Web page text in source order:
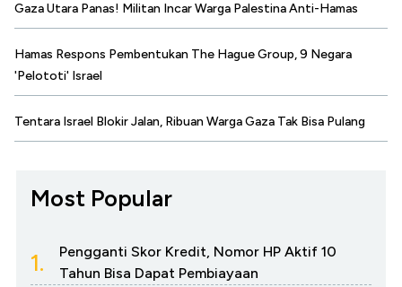
Gaza Utara Panas! Militan Incar Warga Palestina Anti-Hamas
Hamas Respons Pembentukan The Hague Group, 9 Negara
'Pelototi' Israel
Tentara Israel Blokir Jalan, Ribuan Warga Gaza Tak Bisa Pulang
Most Popular
1.
Pengganti Skor Kredit, Nomor HP Aktif 10
Tahun Bisa Dapat Pembiayaan